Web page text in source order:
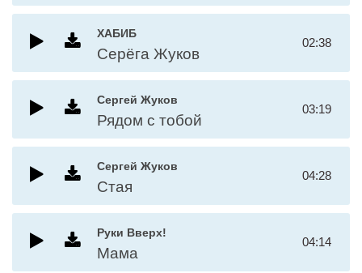
ХАБИБ
Серёга Жуков
02:38
Сергей Жуков
Рядом с тобой
03:19
Сергей Жуков
Стая
04:28
Руки Вверх!
Мама
04:14